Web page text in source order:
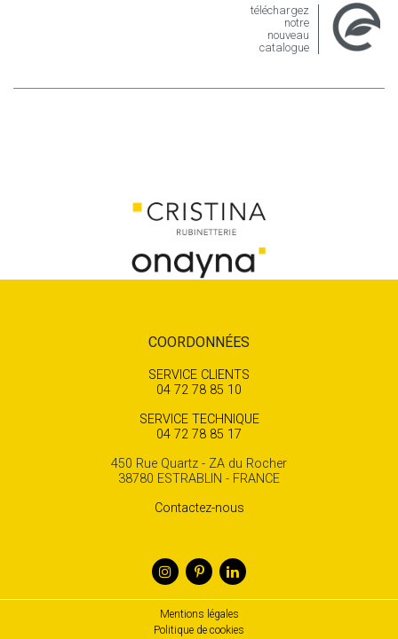
téléchargez
notre
nouveau
catalogue
COORDONNÉES
SERVICE CLIENTS
04 72 78 85 10
SERVICE TECHNIQUE
04 72 78 85 17
450 Rue Quartz - ZA du Rocher
38780 ESTRABLIN - FRANCE
Contactez-nous
Mentions légales
Politique de cookies